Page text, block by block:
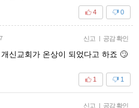
0
4
신고 | 공감 확인
신교회가 온상이 되었다고 하죠 🙄
1
1
신고 | 공감 확인